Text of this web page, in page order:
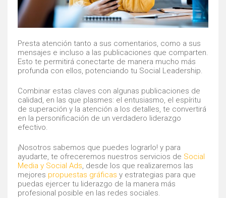
Presta atención tanto a sus comentarios, como a sus
mensajes e incluso a las publicaciones que comparten.
Esto te permitirá conectarte de manera mucho más
profunda con ellos, potenciando tu Social Leadership.
Combinar estas claves con algunas publicaciones de
calidad, en las que plasmes: el entusiasmo, el espíritu
de superación y la atención a los detalles, te convertirá
en la personificación de un verdadero liderazgo
efectivo.
¡Nosotros sabemos que puedes lograrlo! y para
ayudarte, te ofreceremos nuestros servicios de Social
Media y Social Ads, desde los que realizaremos las
mejores propuestas gráficas y estrategias para que
puedas ejercer tu liderazgo de la manera más
profesional posible en las redes sociales.